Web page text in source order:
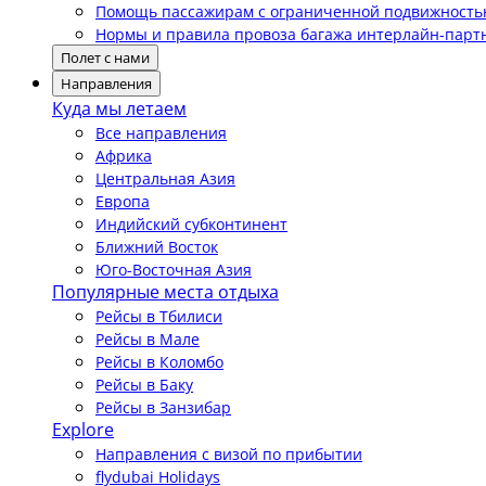
Помощь пассажирам с ограниченной
Нормы и правила провоза багажа интерлайн-
Полет с нами
Направления
Куда мы летаем
Все направления
Африка
Центральная Азия
Европа
Индийский субконтинент
Ближний Восток
Юго-Восточная Азия
Популярные места отдыха
Рейсы в Тбилиси
Рейсы в Мале
Рейсы в Коломбо
Рейсы в Баку
Рейсы в Занзибар
Explore
Направления с визой по прибытии
flydubai Holidays